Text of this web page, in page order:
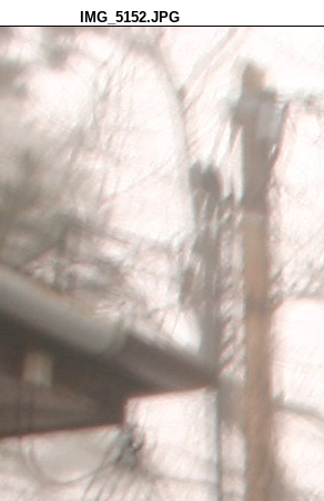
IMG_5152.JPG